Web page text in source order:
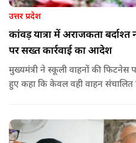
उत्तर प्रदेश
कांवड़ यात्रा में अराजकता बर्दाश्त
पर सख्त कार्रवाई का आदेश
मुख्यमंत्री ने स्कूली वाहनों की फिटनेस
हुए कहा कि केवल वही वाहन संचालित
ताकि विद्यार्थियों और आम नागरिकों